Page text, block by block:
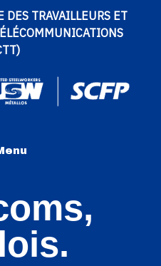
TRAVAILLEURS ET